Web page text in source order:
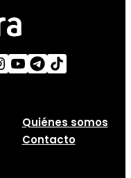
Quiénes somos
Contacto